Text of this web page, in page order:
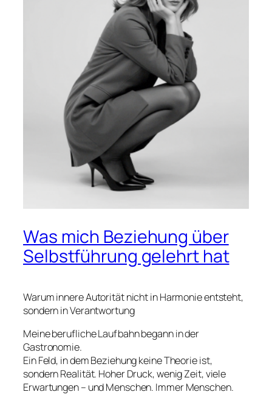
Was mich Beziehung über
Selbstführung gelehrt hat
Warum innere Autorität nicht in Harmonie entsteht,
sondern in Verantwortung
Meine berufliche Laufbahn begann in der
Gastronomie.
Ein Feld, in dem Beziehung keine Theorie ist,
sondern Realität. Hoher Druck, wenig Zeit, viele
Erwartungen – und Menschen. Immer Menschen.